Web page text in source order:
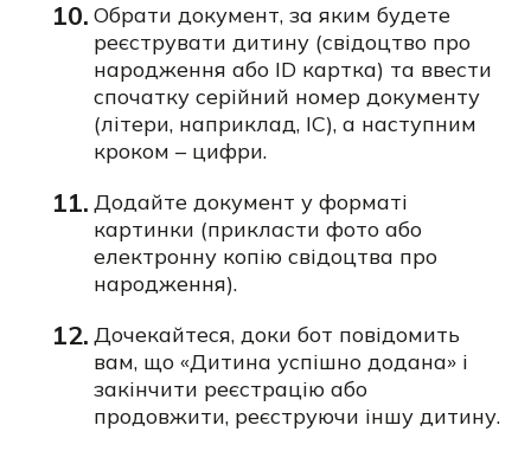
Обрати документ, за яким будете
реєструвати дитину (свідоцтво про
народження або ID картка) та ввести
спочатку серійний номер документу
(літери, наприклад, IC), а наступним
кроком – цифри.
Додайте документ у форматі
картинки (прикласти фото або
електронну копію свідоцтва про
народження).
Дочекайтеся, доки бот повідомить
вам, що «Дитина успішно додана» і
закінчити реєстрацію або
продовжити, реєструючи іншу дитину.